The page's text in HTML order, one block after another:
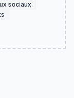
sociaux